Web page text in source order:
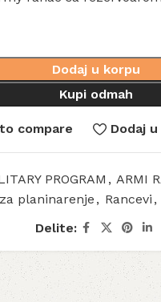
Dodaj u korpu
Kupi odmah
compare Dodaj
PROGRAM , ARMI
planinarenje , Rancevi ,
Delite: